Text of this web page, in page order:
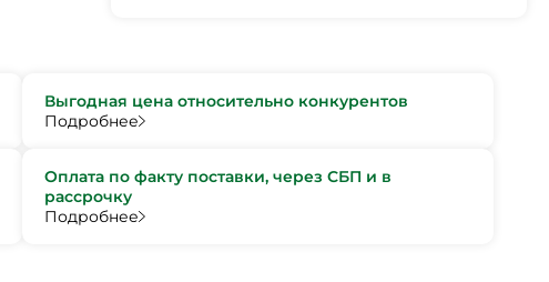
Выгодная цена относительно конкурентов
Подробнее
Оплата по факту поставки, через СБП и в
рассрочку
Подробнее